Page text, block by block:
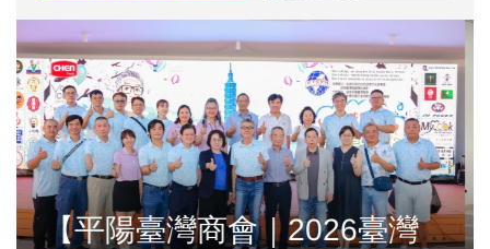
​ 平陽台商會第十九屆第七次理